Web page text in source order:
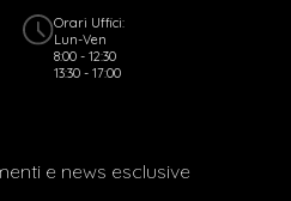
Orari Uffici:
Lun-Ven
8:00 - 12:30
13:30 - 17:00
e news esclusive